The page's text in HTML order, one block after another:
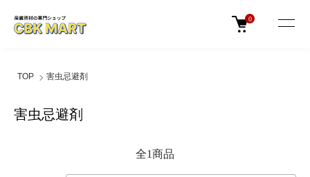
0
TOP 害虫忌避剤
害虫忌避剤
全1商品